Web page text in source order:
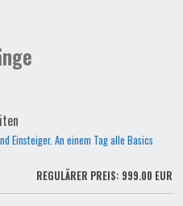
Einsteiger. An einem Tag alle Basics
REGULÄRER PREIS: 999.00 EUR